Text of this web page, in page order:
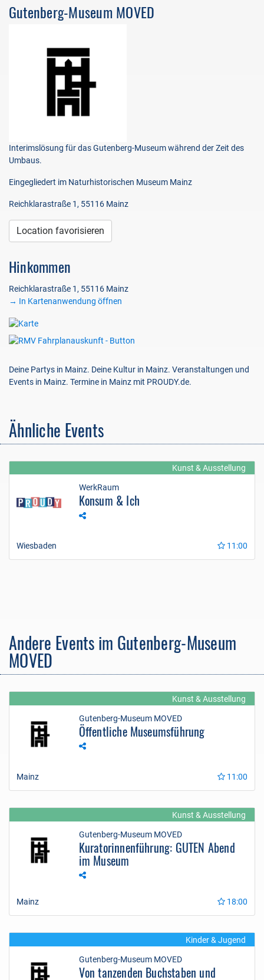
Gutenberg-Museum MOVED
Interimslösung für das Gutenberg-Museum während der Zeit des
Umbaus.
Eingegliedert im Naturhistorischen Museum Mainz
Reichklarastraße 1, 55116 Mainz
Location favorisieren
Hinkommen
Reichklarastraße 1, 55116 Mainz
→ In Kartenanwendung öffnen
Deine Partys in Mainz. Deine Kultur in Mainz. Veranstaltungen und
Events in Mainz. Termine in Mainz mit PROUDY.de.
Ähnliche Events
Kunst & Ausstellung
WerkRaum
Konsum & Ich
Wiesbaden 11:00
Andere Events im Gutenberg-Museum
MOVED
Kunst & Ausstellung
Gutenberg-Museum MOVED
Öffentliche Museumsführung
Mainz 11:00
Kunst & Ausstellung
Gutenberg-Museum MOVED
Kuratorinnenführung: GUTEN Abend
im Museum
Mainz 18:00
Kinder & Jugend
Gutenberg-Museum MOVED
Von tanzenden Buchstaben und